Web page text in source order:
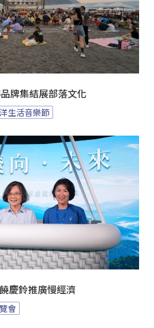
牌集結展部落文化
生活音樂節
慶鈴推廣慢經濟
會